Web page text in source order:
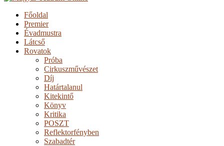
Főoldal
Premier
Évadmustra
Látcső
Rovatok
Próba
Cirkuszművészet
Díj
Határtalanul
Kitekintő
Könyv
Kritika
POSZT
Reflektorfényben
Szabadtér